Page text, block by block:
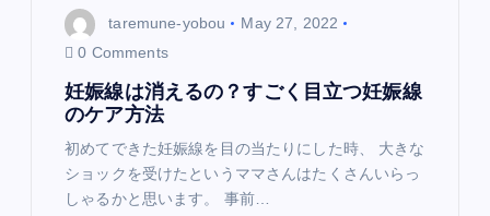
taremune-yobou
May 27, 2022
0 Comments
妊娠線は消えるの？すごく目立つ妊娠線
のケア方法
初めてできた妊娠線を目の当たりにした時、 大きな
ショックを受けたというママさんはたくさんいらっ
しゃるかと思います。 事前…